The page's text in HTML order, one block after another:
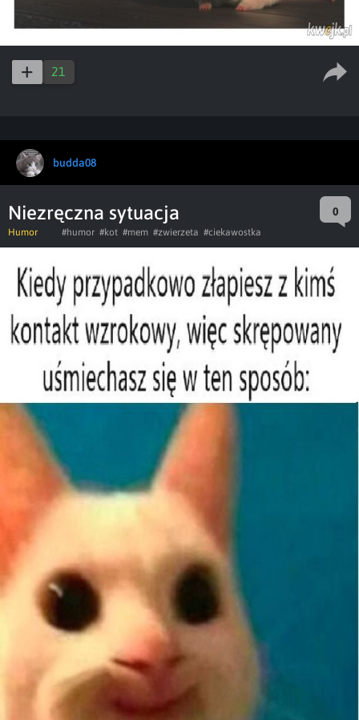
21
budda08
Niezręczna sytuacja 0
Humor #humor #kot #mem #zwierzeta #ciekawostka